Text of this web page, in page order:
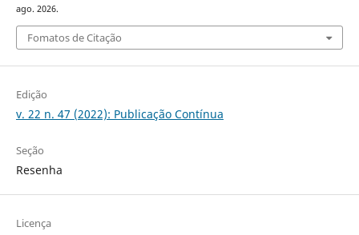
ago. 2026.
Fomatos de Citação
Edição
v. 22 n. 47 (2022): Publicação Contínua
Seção
Resenha
Licença